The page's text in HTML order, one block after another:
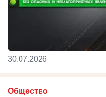
30.07.2026
Общество